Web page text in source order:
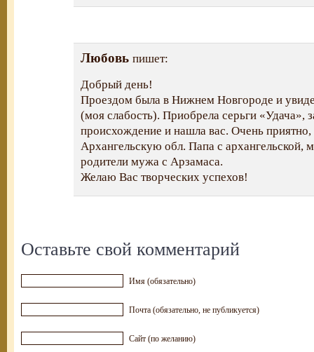
Любовь пишет:
Добрый день!
Проездом была в Нижнем Новгороде и
(моя слабость). Приобрела серьги «Удача»,
происхождение и нашла вас. Очень приятно,
Архангельскую обл. Папа с архангельской,
родители мужа с Арзамаса.
Желаю Вас творческих успехов!
Оставьте свой комментарий
Имя (обязательно)
Почта (обязательно, не публикуется)
Сайт (по желанию)